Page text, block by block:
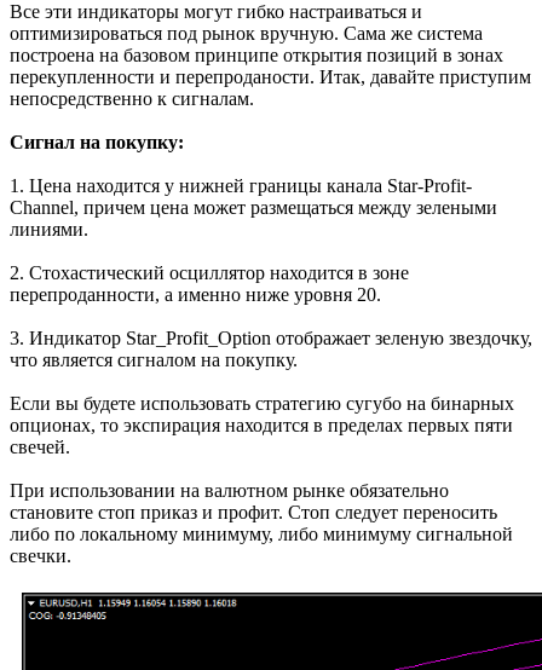
Все эти индикаторы могут гибко настраиваться и
оптимизироваться под рынок вручную. Сама же система
построена на базовом принципе открытия позиций в зонах
перекупленности и перепроданости. Итак, давайте приступим
непосредственно к сигналам.
Сигнал на покупку:
1. Цена находится у нижней границы канала Star-Profit-
Channel, причем цена может размещаться между зелеными
линиями.
2. Стохастический осциллятор находится в зоне
перепроданности, а именно ниже уровня 20.
3. Индикатор Star_Profit_Option отображает зеленую звездочку,
что является сигналом на покупку.
Если вы будете использовать стратегию сугубо на бинарных
опционах, то экспирация находится в пределах первых пяти
свечей.
При использовании на валютном рынке обязательно
становите стоп приказ и профит. Стоп следует переносить
либо по локальному минимуму, либо минимуму сигнальной
свечки.